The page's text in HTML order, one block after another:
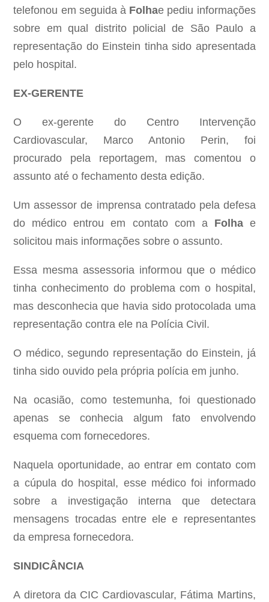
telefonou em seguida à Folhae pediu informações
sobre em qual distrito policial de São Paulo a
representação do Einstein tinha sido apresentada
pelo hospital.
EX-GERENTE
O ex-gerente do Centro Intervenção
Cardiovascular, Marco Antonio Perin, foi
procurado pela reportagem, mas comentou o
assunto até o fechamento desta edição.
Um assessor de imprensa contratado pela defesa
do médico entrou em contato com a Folhae
solicitou mais informações sobre o assunto.
Essa mesma assessoria informou que o médico
tinha conhecimento do problema com o hospital,
mas desconhecia que havia sido protocolada uma
representação contra ele na Polícia Civil.
O médico, segundo representação do Einstein, já
tinha sido ouvido pela própria polícia em junho.
Na ocasião, como testemunha, foi questionado
apenas se conhecia algum fato envolvendo
esquema com fornecedores.
Naquela oportunidade, ao entrar em contato com
a cúpula do hospital, esse médico foi informado
sobre a investigação interna que detectara
mensagens trocadas entre ele e representantes
da empresa fornecedora.
SINDICÂNCIA
A diretora da CIC Cardiovascular, Fátima Martins,